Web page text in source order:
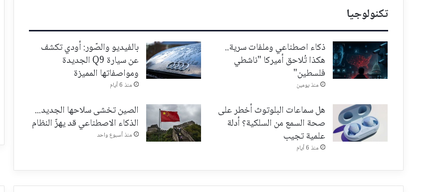
تكنولوجيا
ذكاء اصطناعي وملفات سرية..
هكذا تُلاحق أميركا "ناشطي
فلسطين"
منذ يومين
بالفيديو والصّور: أودي تكشف
عن سيارة Q9 الجديدة
ومواصفاتها المميزة
منذ 6 أيام
هل سماعات البلوتوث أخطر على
صحة السمع من السلكية؟ أدلة
علمية تجيب
منذ 6 أيام
الصين تخشى سلاحها الجديد...
الذكاء الاصطناعي قد يهزّ النظام
منذ أسبوع واحد